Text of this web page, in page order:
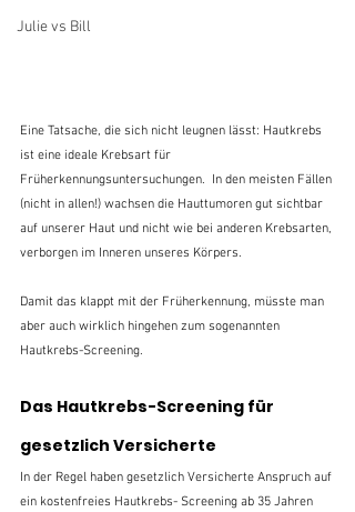
Julie vs Bill
Eine Tatsache, die sich nicht leugnen lässt: Hautkrebs
ist eine ideale Krebsart für
Früherkennungsuntersuchungen.  In den meisten Fällen
(nicht in allen!) wachsen die Hauttumoren gut sichtbar
auf unserer Haut und nicht wie bei anderen Krebsarten,
verborgen im Inneren unseres Körpers.
Damit das klappt mit der Früherkennung, müsste man
aber auch wirklich hingehen zum sogenannten
Hautkrebs-Screening.
Das Hautkrebs-Screening für
gesetzlich Versicherte
In der Regel haben gesetzlich Versicherte Anspruch auf
ein kostenfreies Hautkrebs- Screening ab 35 Jahren